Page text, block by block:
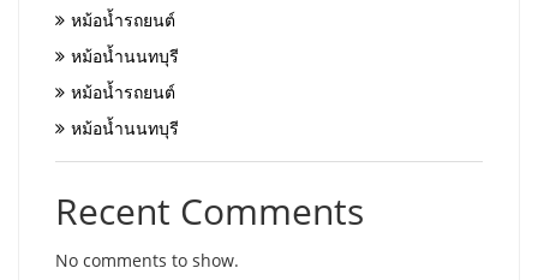
หม้อน้ำรถยนต์
หม้อน้ำนนทบุรี
หม้อน้ำรถยนต์
หม้อน้ำนนทบุรี
Recent Comments
No comments to show.